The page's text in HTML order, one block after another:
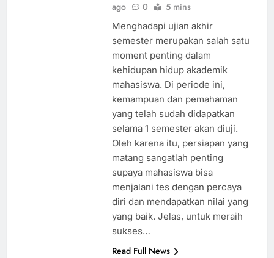
ago
0 5 mins
Menghadapi ujian akhir
semester merupakan salah satu
moment penting dalam
kehidupan hidup akademik
mahasiswa. Di periode ini,
kemampuan dan pemahaman
yang telah sudah didapatkan
selama 1 semester akan diuji.
Oleh karena itu, persiapan yang
matang sangatlah penting
supaya mahasiswa bisa
menjalani tes dengan percaya
diri dan mendapatkan nilai yang
yang baik. Jelas, untuk meraih
sukses…
Read Full News